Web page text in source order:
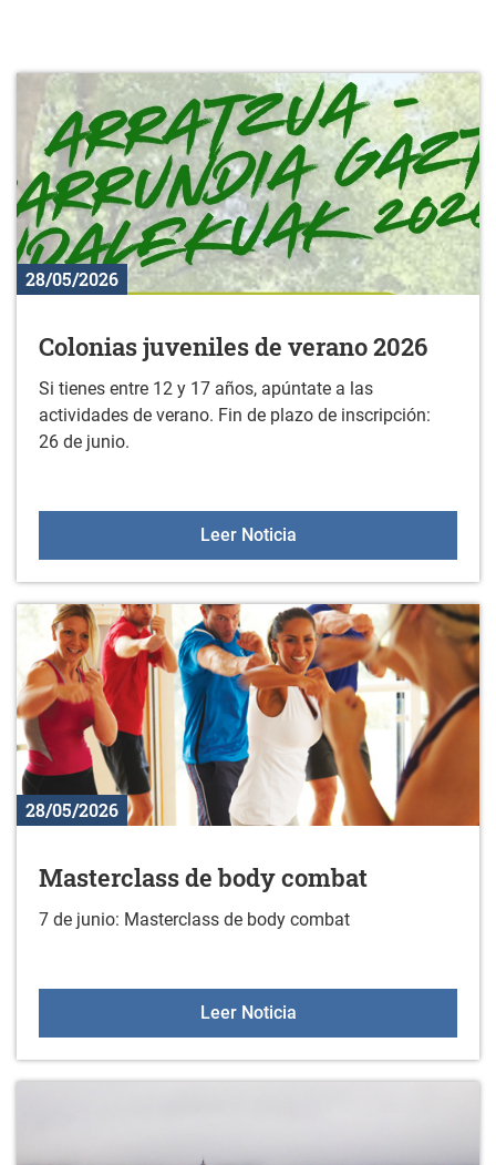
28/05/2026
Colonias juveniles de verano 2026
Si tienes entre 12 y 17 años, apúntate a las
actividades de verano. Fin de plazo de inscripción:
26 de junio.
Leer NoticiaColonias juveniles de
28/05/2026
Masterclass de body combat
7 de junio: Masterclass de body combat
Leer NoticiaMasterclass de body